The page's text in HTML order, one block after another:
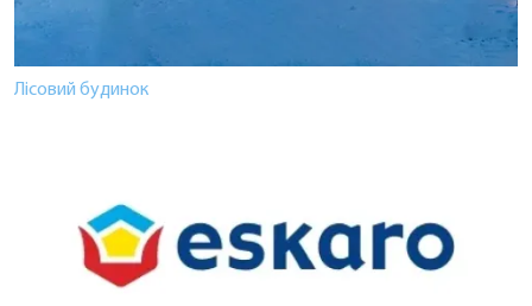
Лісовий будинок